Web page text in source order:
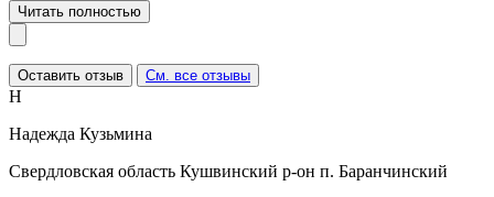
Читать полностью
Оставить отзыв См. все отзывы
Н
Надежда Кузьмина
Свердловская область Кушвинский р-он п. Баранчинский